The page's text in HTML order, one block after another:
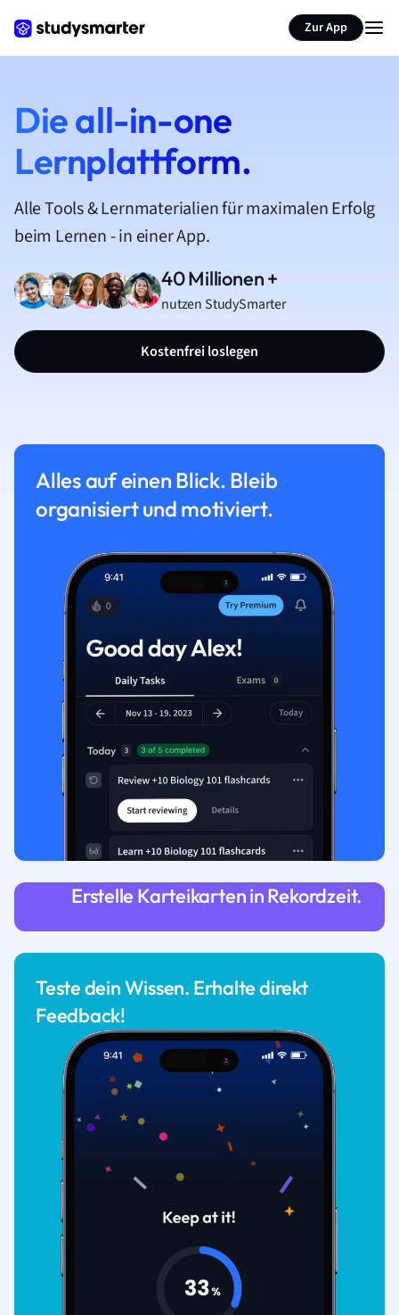
Zur App
Die all-in-one
Lernplattform.
Alle Tools & Lernmaterialien für maximalen Erfolg
beim Lernen - in einer App.
40 Millionen +
nutzen StudySmarter
Kostenfrei loslegen
Alles auf einen Blick. Bleib
organisiert und motiviert.
Erstelle Karteikarten in Rekordzeit.
Teste dein Wissen. Erhalte direkt
Feedback!